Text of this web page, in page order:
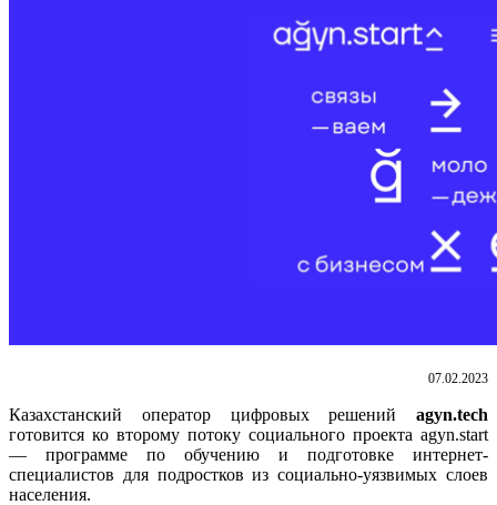
07.02.2023
Казахстанский оператор цифровых решений agyn.tech
готовится ко второму потоку социального проекта agyn.start
— программе по обучению и подготовке интернет-
специалистов для подростков из социально-уязвимых слоев
населения.